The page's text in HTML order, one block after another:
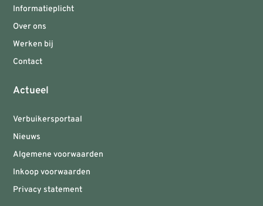
Informatieplicht
Over ons
Werken bij
Contact
Actueel
Verbuikersportaal
Nieuws
Algemene voorwaarden
Inkoop voorwaarden
Privacy statement